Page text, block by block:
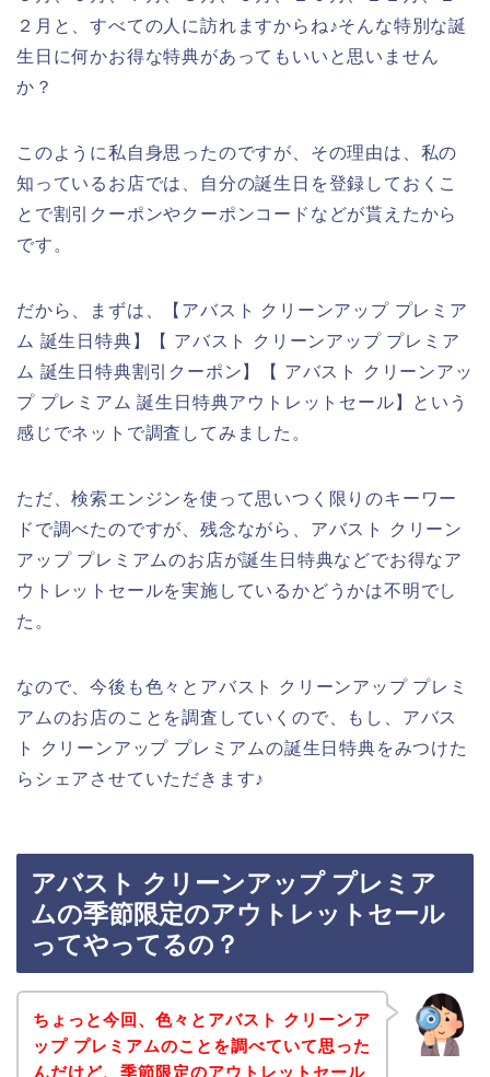
２月と、すべての人に訪れますからね♪そんな特別な誕
生日に何かお得な特典があってもいいと思いません
か？
このように私自身思ったのですが、その理由は、私の
知っているお店では、自分の誕生日を登録しておくこ
とで割引クーポンやクーポンコードなどが貰えたから
です。
だから、まずは、【アバスト クリーンアップ プレミア
ム 誕生日特典】【 アバスト クリーンアップ プレミア
ム 誕生日特典割引クーポン】【 アバスト クリーンアッ
プ プレミアム 誕生日特典アウトレットセール】という
感じでネットで調査してみました。
ただ、検索エンジンを使って思いつく限りのキーワー
ドで調べたのですが、残念ながら、アバスト クリーン
アップ プレミアムのお店が誕生日特典などでお得なア
ウトレットセールを実施しているかどうかは不明でし
た。
なので、今後も色々とアバスト クリーンアップ プレミ
アムのお店のことを調査していくので、もし、アバス
ト クリーンアップ プレミアムの誕生日特典をみつけた
らシェアさせていただきます♪
アバスト クリーンアップ プレミア
ムの季節限定のアウトレットセール
ってやってるの？
ちょっと今回、色々とアバスト クリーンア
ップ プレミアムのことを調べていて思った
んだけど、季節限定のアウトレットセール